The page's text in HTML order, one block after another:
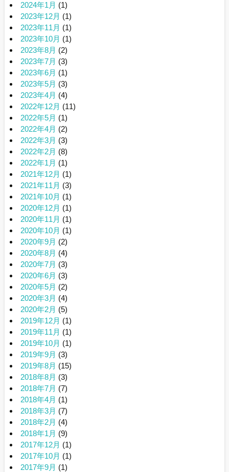
2024年1月 (1)
2023年12月 (1)
2023年11月 (1)
2023年10月 (1)
2023年8月 (2)
2023年7月 (3)
2023年6月 (1)
2023年5月 (3)
2023年4月 (4)
2022年12月 (11)
2022年5月 (1)
2022年4月 (2)
2022年3月 (3)
2022年2月 (8)
2022年1月 (1)
2021年12月 (1)
2021年11月 (3)
2021年10月 (1)
2020年12月 (1)
2020年11月 (1)
2020年10月 (1)
2020年9月 (2)
2020年8月 (4)
2020年7月 (3)
2020年6月 (3)
2020年5月 (2)
2020年3月 (4)
2020年2月 (5)
2019年12月 (1)
2019年11月 (1)
2019年10月 (1)
2019年9月 (3)
2019年8月 (15)
2018年8月 (3)
2018年7月 (7)
2018年4月 (1)
2018年3月 (7)
2018年2月 (4)
2018年1月 (9)
2017年12月 (1)
2017年10月 (1)
2017年9月 (1)